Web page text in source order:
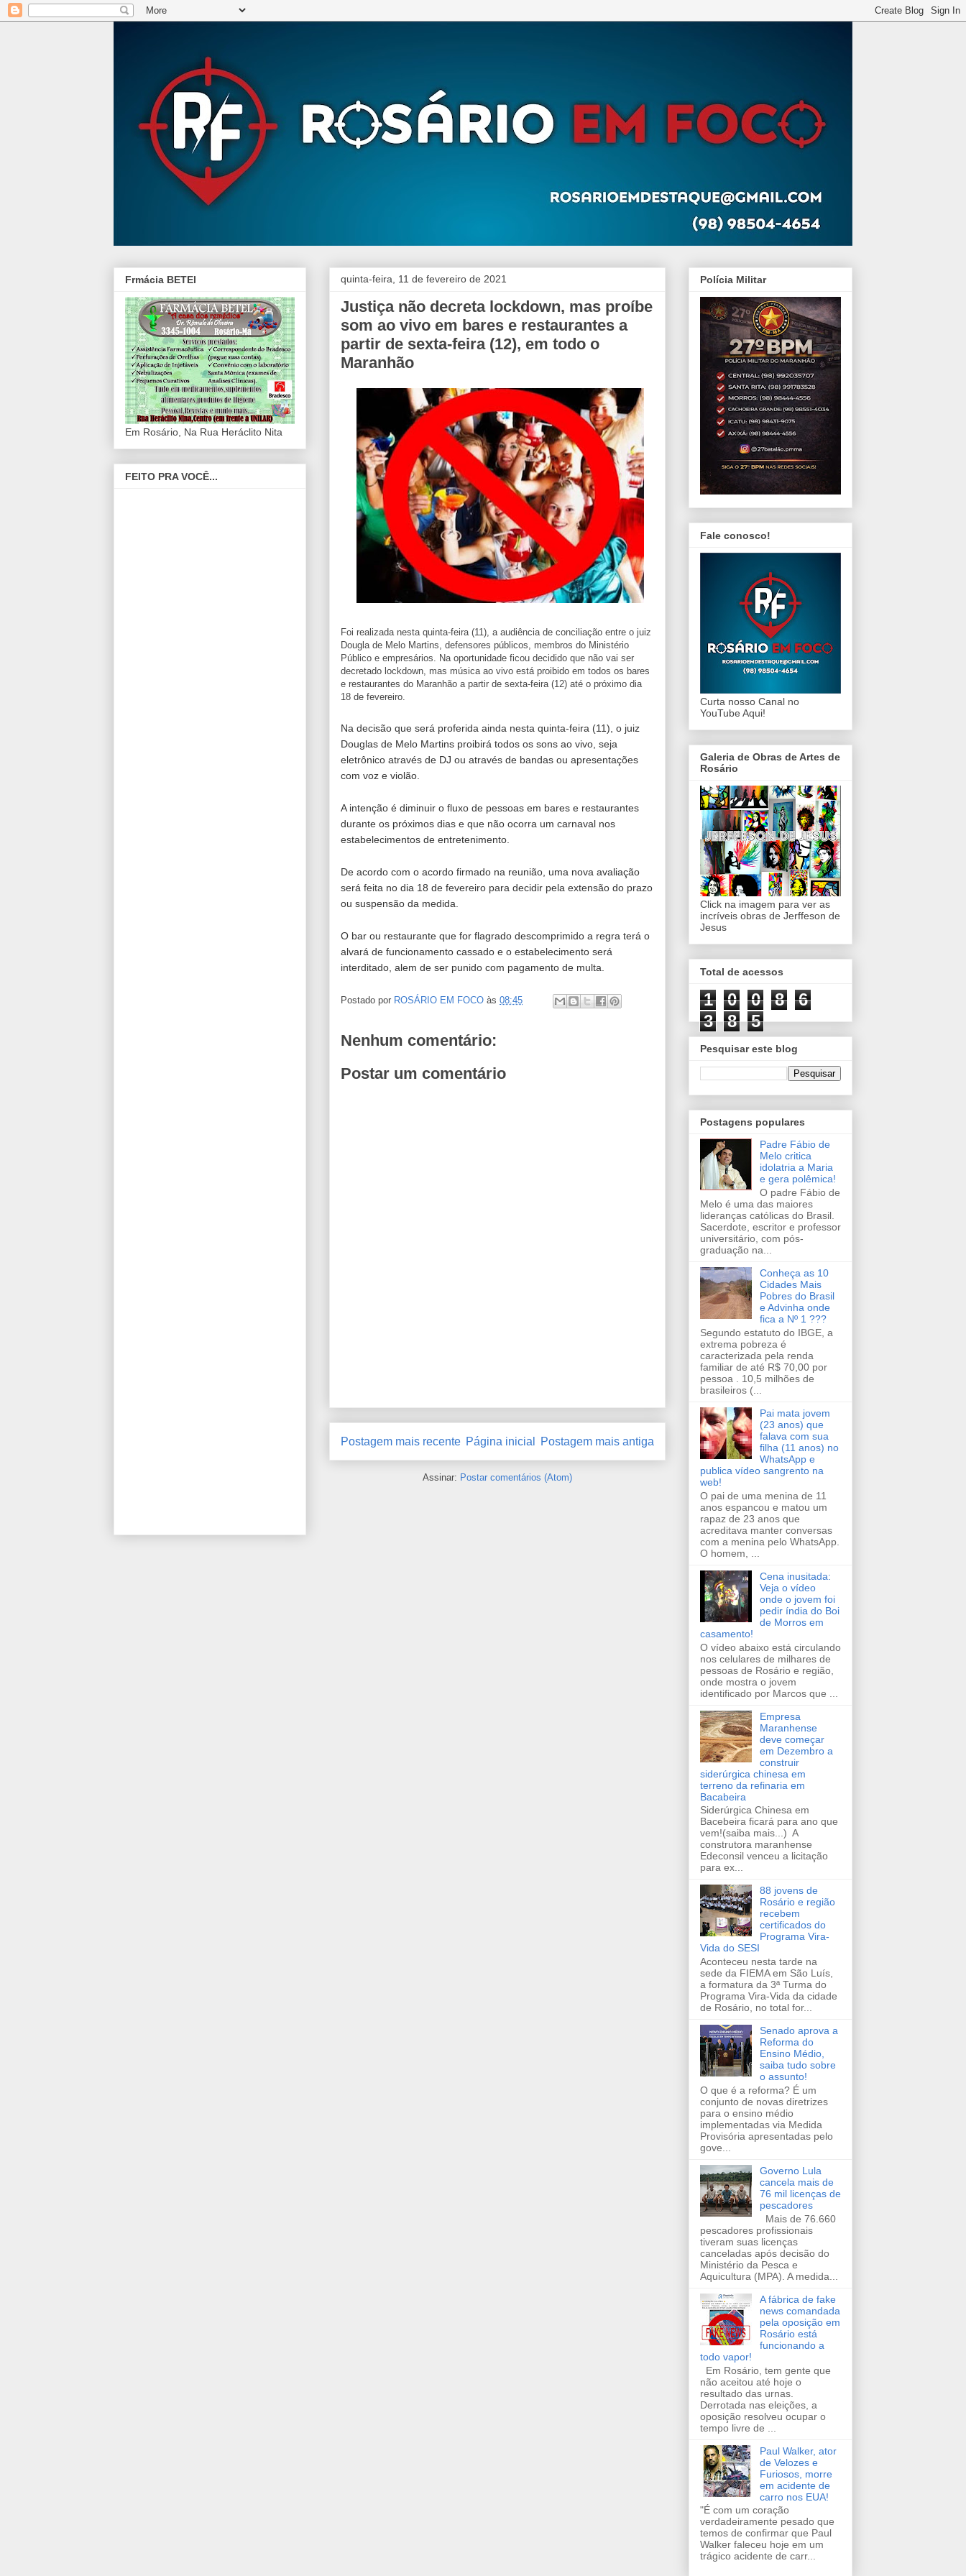
quinta-feira, 11 de fevereiro de 2021
Justiça não decreta lockdown, mas proíbe
som ao vivo em bares e restaurantes a
partir de sexta-feira (12), em todo o
Maranhão
Foi realizada nesta quinta-feira (11), a audiência de conciliação entre o juiz
Dougla de Melo Martins, defensores públicos, membros do Ministério
Público e empresários. Na oportunidade ficou decidido que não vai ser
decretado lockdown, mas música ao vivo está proibido em todos os bares
e restaurantes do Maranhão a partir de sexta-feira (12) até o próximo dia
18 de fevereiro.
Na decisão que será proferida ainda nesta quinta-feira (11), o juiz
Douglas de Melo Martins proibirá todos os sons ao vivo, seja
eletrônico através de DJ ou através de bandas ou apresentações
com voz e violão.
A intenção é diminuir o fluxo de pessoas em bares e restaurantes
durante os próximos dias e que não ocorra um carnaval nos
estabelecimentos de entretenimento.
De acordo com o acordo firmado na reunião, uma nova avaliação
será feita no dia 18 de fevereiro para decidir pela extensão do prazo
ou suspensão da medida.
O bar ou restaurante que for flagrado descomprimido a regra terá o
alvará de funcionamento cassado e o estabelecimento será
interditado, alem de ser punido com pagamento de multa.
Postado por ROSÁRIO EM FOCO às 08:45
Nenhum comentário:
Postar um comentário
Postagem mais recente Postagem mais antiga
Página inicial
Assinar: Postar comentários (Atom)
Frmácia BETEl
Em Rosário, Na Rua Heráclito Nita
FEITO PRA VOCÊ...
Polícia Militar
Fale conosco!
Curta nosso Canal no
YouTube Aqui!
Galeria de Obras de Artes de
Rosário
Click na imagem para ver as
incríveis obras de Jerffeson de
Jesus
Total de acessos
1 0 0 8
6
3
8 5
Pesquisar este blog
Postagens populares
Padre Fábio de
Melo critica
idolatria a Maria
e gera polêmica!
O padre Fábio de
Melo é uma das maiores
lideranças católicas do Brasil.
Sacerdote, escritor e professor
universitário, com pós-
graduação na...
Conheça as 10
Cidades Mais
Pobres do Brasil
e Advinha onde
fica a Nº 1 ???
Segundo estatuto do IBGE, a
extrema pobreza é
caracterizada pela renda
familiar de até R$ 70,00 por
pessoa . 10,5 milhões de
brasileiros (...
Pai mata jovem
(23 anos) que
falava com sua
filha (11 anos) no
WhatsApp e
publica vídeo sangrento na
web!
O pai de uma menina de 11
anos espancou e matou um
rapaz de 23 anos que
acreditava manter conversas
com a menina pelo WhatsApp.
O homem, ...
Cena inusitada:
Veja o vídeo
onde o jovem foi
pedir índia do Boi
de Morros em
casamento!
O vídeo abaixo está circulando
nos celulares de milhares de
pessoas de Rosário e região,
onde mostra o jovem
identificado por Marcos que ...
Empresa
Maranhense
deve começar
em Dezembro a
construir
siderúrgica chinesa em
terreno da refinaria em
Bacabeira
Siderúrgica Chinesa em
Bacebeira ficará para ano que
vem!(saiba mais...) A
construtora maranhense
Edeconsil venceu a licitação
para ex...
88 jovens de
Rosário e região
recebem
certificados do
Programa Vira-
Vida do SESI
Aconteceu nesta tarde na
sede da FIEMA em São Luís,
a formatura da 3ª Turma do
Programa Vira-Vida da cidade
de Rosário, no total for...
Senado aprova a
Reforma do
Ensino Médio,
saiba tudo sobre
o assunto!
O que é a reforma? É um
conjunto de novas diretrizes
para o ensino médio
implementadas via Medida
Provisória apresentadas pelo
gove...
Governo Lula
cancela mais de
76 mil licenças de
pescadores
Mais de 76.660
pescadores profissionais
tiveram suas licenças
canceladas após decisão do
Ministério da Pesca e
Aquicultura (MPA). A medida...
A fábrica de fake
news comandada
pela oposição em
Rosário está
funcionando a
todo vapor!
Em Rosário, tem gente que
não aceitou até hoje o
resultado das urnas.
Derrotada nas eleições, a
oposição resolveu ocupar o
tempo livre de ...
Paul Walker, ator
de Velozes e
Furiosos, morre
em acidente de
carro nos EUA!
"É com um coração
verdadeiramente pesado que
temos de confirmar que Paul
Walker faleceu hoje em um
trágico acidente de carr...